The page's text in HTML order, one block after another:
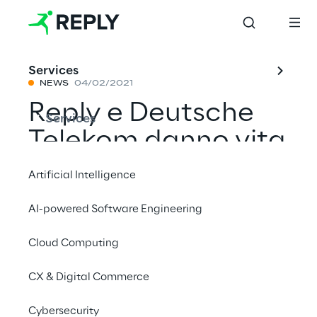
Services
Services
Artificial Intelligence
AI-powered Software Engineering
Cloud Computing
CX & Digital Commerce
Cybersecurity
NEWS 04/02/2021
Reply e Deutsche
Telekom danno vita
alle reti cloud-
native
Condividi con un amico